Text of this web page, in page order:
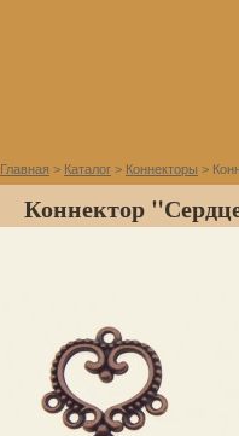
Главная > Каталог > Коннекторы >
Коннектор